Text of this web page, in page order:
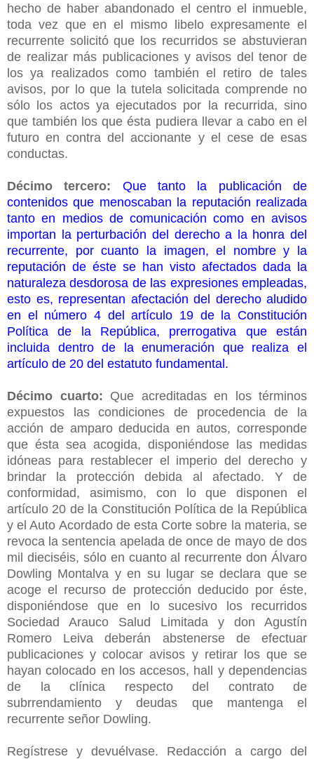
hecho de haber abandonado el centro el inmueble,
toda vez que en el mismo libelo expresamente el
recurrente solicitó que los recurridos se abstuvieran
de realizar más publicaciones y avisos del tenor de
los ya realizados como también el retiro de tales
avisos, por lo que la tutela solicitada comprende no
sólo los actos ya ejecutados por la recurrida, sino
que también los que ésta pudiera llevar a cabo en el
futuro en contra del accionante y el cese de esas
conductas.
Décimo tercero:
Que tanto la publicación de
contenidos que menoscaban la reputación realizada
tanto en medios de comunicación como en avisos
importan la perturbación del derecho a la honra del
recurrente, por cuanto la imagen, el nombre y la
reputación de éste se han visto afectados dada la
naturaleza desdorosa de las expresiones empleadas,
esto es, representan afectación del derecho aludido
en el número 4 del artículo 19 de la Constitución
Política de la República, prerrogativa que están
incluida dentro de la enumeración que realiza el
artículo de 20 del estatuto fundamental.
Décimo cuarto: Que acreditadas en los términos
expuestos las condiciones de procedencia de la
acción de amparo deducida en autos, corresponde
que ésta sea acogida, disponiéndose las medidas
idóneas para restablecer el imperio del derecho y
brindar la protección debida al afectado. Y de
conformidad, asimismo, con lo que disponen el
artículo 20 de la Constitución Política de la República
y el Auto Acordado de esta Corte sobre la materia, se
revoca la sentencia apelada de once de mayo de dos
mil dieciséis, sólo en cuanto al recurrente don Álvaro
Dowling Montalva y en su lugar se declara que se
acoge el recurso de protección deducido por éste,
disponiéndose que en lo sucesivo los recurridos
Sociedad Arauco Salud Limitada y don Agustín
Romero Leiva deberán abstenerse de efectuar
publicaciones y colocar avisos y retirar los que se
hayan colocado en los accesos, hall y dependencias
de la clínica respecto del contrato de
subrrendamiento y deudas que mantenga el
recurrente señor Dowling.
Regístrese y devuélvase. Redacción a cargo del